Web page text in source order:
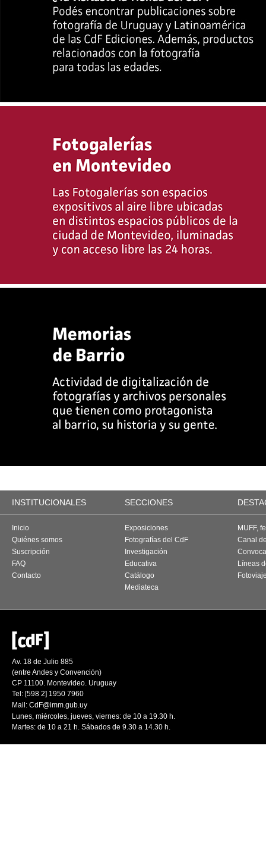
INSTITUCIONALES SECCIONES
Inicio
Quiénes somos
Suscripción
FAQ
Contacto
Exposiciones
Fotografías del CdF
Investigación
Educativa
Catálogo
Mediateca
MUFF,
Canal
Líneas
Av. 18 de Julio 885
(entre Andes y Convención)
CP 11100. Montevideo. Uruguay
Tel: [598 2] 1950 7960
Mail: CdF@imm.gub.uy
Lunes, miércoles, jueves, viernes: de 10 a 19.30 h.
Martes: de 10 a 21 h. Sábados de 9.30 a 14.30 h.